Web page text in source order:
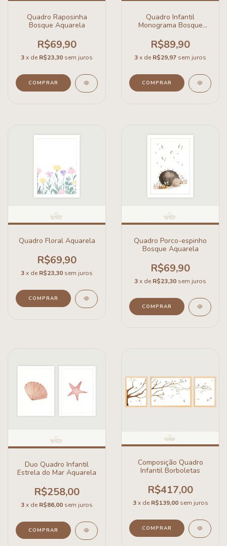
Quadro Raposinha
Bosque Aquarela
R$69,90
3x de R$23,30 sem juros
COMPRAR
Quadro Infantil
Monograma Bosque
R$89,90
3x de R$29,97 sem juros
COMPRAR
Quadro Floral Aquarela
R$69,90
3x de R$23,30 sem juros
COMPRAR
Quadro Porco-espinho
Bosque Aquarela
R$69,90
3x de R$23,30 sem juros
COMPRAR
Duo Quadro Infantil
Estrela do Mar Aquarela
R$258,00
3x de R$86,00 sem juros
COMPRAR
Composição Quadro
Infantil Borboletas
R$417,00
3 x de R$139,00 sem juros
COMPRAR